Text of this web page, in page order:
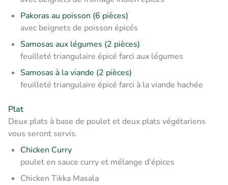
Pakoras au poisson (6 pièces)
avec beignets de poisson épicés
Samosas aux légumes (2 pièces)
feuilleté triangulaire épicé farci aux légumes
Samosas à la viande (2 pièces)
feuilleté triangulaire épicé farci à la viande hachée
Plat
Deux plats à base de poulet et deux plats végétariens
vous seront servis.
Chicken Curry
poulet en sauce curry et mélange d'épices
Chicken Tikka Masala